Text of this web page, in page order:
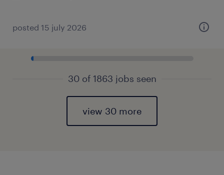
posted 15 july 2026
30 of 1863 jobs seen
view 30 more